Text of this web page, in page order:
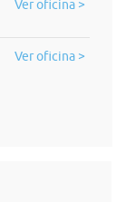
Ver oficina >
Ver oficina >